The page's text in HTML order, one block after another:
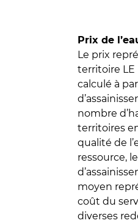
Prix de
Le prix
territoire LE
calculé à
nombre
territoires
qualité de
ressource,
moyen
coût du
diverses